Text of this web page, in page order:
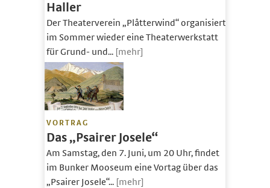
Haller
Der Theaterverein „Plåtterwind“ organisiert
im Sommer wieder eine Theaterwerkstatt
für Grund- und... [mehr]
VORTRAG
Das „Psairer Josele“
Am Samstag, den 7. Juni, um 20 Uhr, findet
im Bunker Mooseum eine Vortag über das
„Psairer Josele“... [mehr]